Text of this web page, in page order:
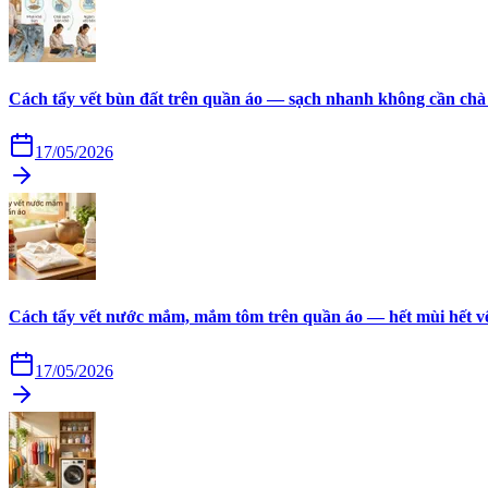
Cách tẩy vết bùn đất trên quần áo — sạch nhanh không cần
17/05/2026
Cách tẩy vết nước mắm, mắm tôm trên quần áo — hết mùi hết
17/05/2026